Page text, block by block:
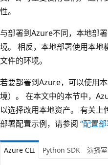
性。
与部署到Azure不同，本地部
境。 相反，本地部署使用本地
文件的环境。
若要部署到Azure，可以使用
境）。 在本文中的本节中，
以选择改用本地资产。 有关上
部署配置示例，请参阅 “配置
Azure CLI Python SDK 演播室